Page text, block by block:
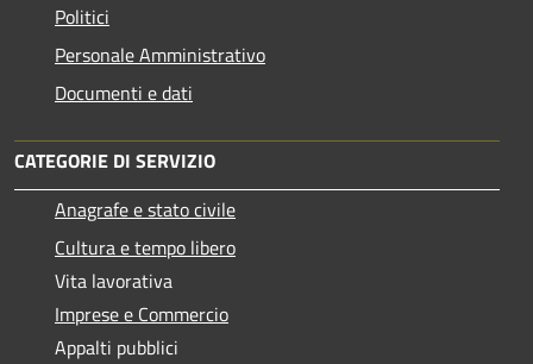
Politici
Personale Amministrativo
Documenti e dati
CATEGORIE DI SERVIZIO
Anagrafe e stato civile
Cultura e tempo libero
Vita lavorativa
Imprese e Commercio
Appalti pubblici